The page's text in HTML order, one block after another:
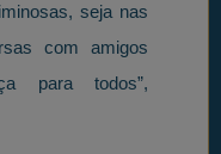
seja nas
com amigos
para todos”,